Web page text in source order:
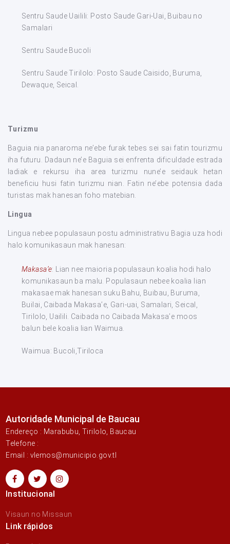
Sentru Saude Uailili: Posto Saude Gari-Uai, Buibau no
Samalari
Sentru Saude Bucoli
Sentru Saude Tirilolo: Posto Saude Caisido, Buruma,
Dewaque, Seical.
Turizmu
Baguia nia panaroma ne’ebe furak tebes sei sai fatin tourizmu
iha futuru. Dadaun ne’e Baguia sei enfrenta dificuldade estrada
ladiak e rekursu iha area turizmu nune’e seidauk hetan
beneficiu husi fatin turizmu nian. Fatin ne’ebe potensia dada
turistas mak hanesan foho matebian.
Lingua
Lingua nebee populasaun postu administrativu Bagia uza hodi
halo komunikasaun mak hanesan:
Makasa’e: Lian nee maioria populasaun koalia hodi halo
komunikasaun ba malu. Populasaun nebee koalia lian
makasae mak hanesan suku Bahu, Buibau, Buruma,
Builai, Caibada Makasa’e, Gari-uai, Samalari, Seical,
Tirilolo, Uailili. Caibada no Caibada Makasa’e moos
balun bele koalia lian Waimua.
Waimua: Bucoli,Tiriloca
Autoridade Municipal de Baucau
Endereço : Marabubu, Tirilolo, Baucau
Telefone :
Email : vlemos@municipio.gov.tl
Institucional
Visaun no Missaun
Link rápidos